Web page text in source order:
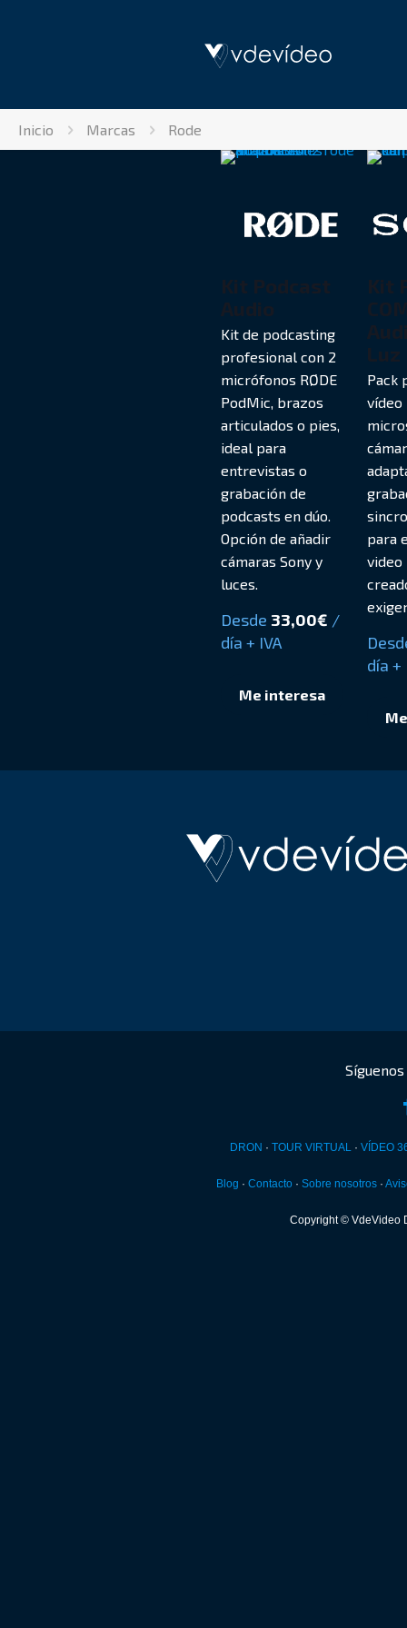
Inicio Marcas Rode
Kit de podcasting
profesional con 2
micrófonos RØDE
PodMic, brazos
articulados o pies,
ideal para
entrevistas o
grabación de
podcasts en dúo.
Opción de añadir
cámaras Sony y
luces.
Desde 33,00€ /
día + IVA
Me interesa
Pack
vídeo
para
video
día +
DRON · TOUR VIRTUAL· VÍDEO
Blog · Contacto· Sobre nosotros·
Copyright © VdeVideo